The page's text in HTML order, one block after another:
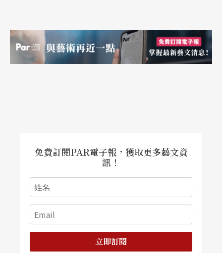
免費訂閱PAR電子報，獲取更多藝文資
訊！
立即訂閱